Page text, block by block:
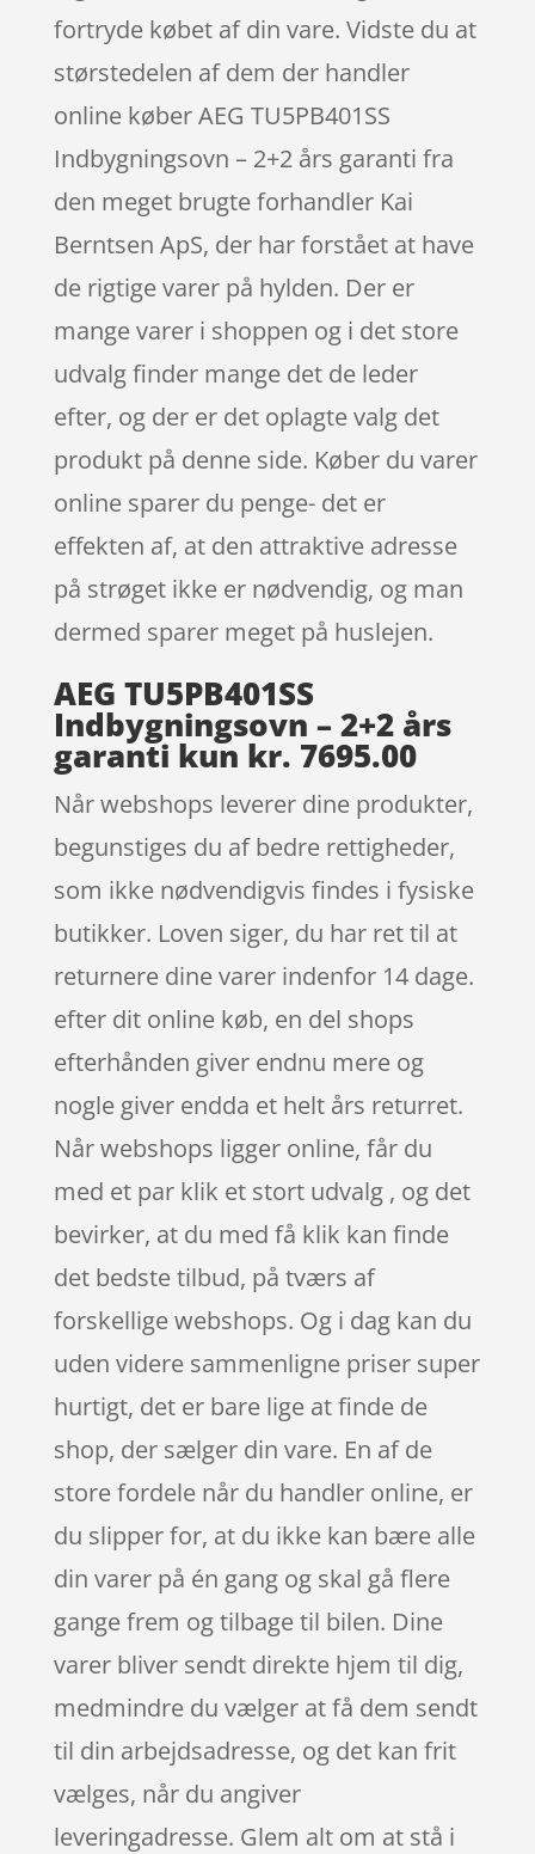
fortryde købet af din vare. Vidste du at
størstedelen af dem der handler
online køber AEG TU5PB401SS
Indbygningsovn – 2+2 års garanti fra
den meget brugte forhandler Kai
Berntsen ApS, der har forstået at have
de rigtige varer på hylden. Der er
mange varer i shoppen og i det store
udvalg finder mange det de leder
efter, og der er det oplagte valg det
produkt på denne side. Køber du varer
online sparer du penge- det er
effekten af, at den attraktive adresse
på strøget ikke er nødvendig, og man
dermed sparer meget på huslejen.
AEG TU5PB401SS
Indbygningsovn – 2+2 års
garanti kun kr. 7695.00
Når webshops leverer dine produkter,
begunstiges du af bedre rettigheder,
som ikke nødvendigvis findes i fysiske
butikker. Loven siger, du har ret til at
returnere dine varer indenfor 14 dage.
efter dit online køb, en del shops
efterhånden giver endnu mere og
nogle giver endda et helt års returret.
Når webshops ligger online, får du
med et par klik et stort udvalg , og det
bevirker, at du med få klik kan finde
det bedste tilbud, på tværs af
forskellige webshops. Og i dag kan du
uden videre sammenligne priser super
hurtigt, det er bare lige at finde de
shop, der sælger din vare. En af de
store fordele når du handler online, er
du slipper for, at du ikke kan bære alle
din varer på én gang og skal gå flere
gange frem og tilbage til bilen. Dine
varer bliver sendt direkte hjem til dig,
medmindre du vælger at få dem sendt
til din arbejdsadresse, og det kan frit
vælges, når du angiver
leveringadresse. Glem alt om at stå i